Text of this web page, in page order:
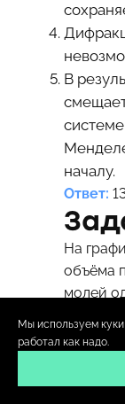
Мы используем куки
работал как надо.
В
началу.
Ответ:
На
объёма
молей
от